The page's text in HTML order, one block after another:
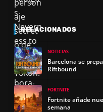
RELACIONADOS
NOTICIAS
Barcelona se
Riftbound
FORTNITE
Fortnite añade
semana